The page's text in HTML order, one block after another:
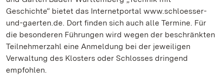
Geschichte“ bietet das Internetportal www.schloesser-
und-gaerten.de. Dort finden sich auch alle Termine. Für
die besonderen Führungen wird wegen der beschränkten
Teilnehmerzahl eine Anmeldung bei der jeweiligen
Verwaltung des Klosters oder Schlosses dringend
empfohlen.